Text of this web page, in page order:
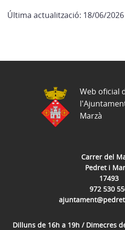
Última actualització: 18/06/2026
Carrer del
Pedret i
17493
972 530
Dilluns de 16h a 19h / Dimecres
Web oficial
Marzà